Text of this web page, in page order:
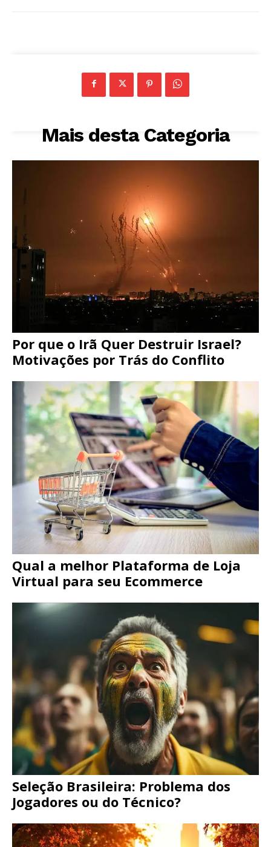
Mais desta Categoria
Por que o Irã Quer Destruir Israel?
Motivações por Trás do Conflito
Qual a melhor Plataforma de Loja
Virtual para seu Ecommerce
Seleção Brasileira: Problema dos
Jogadores ou do Técnico?